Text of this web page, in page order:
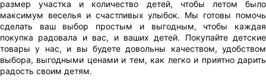
размер участка и количество детей, чтобы летом было
максимум веселья и счастливых улыбок. Мы готовы помочь
сделать ваш выбор простым и выгодным, чтобы каждая
покупка радовала и вас, и ваших детей. Покупайте детские
товары у нас, и вы будете довольны качеством, удобством
выбора, выгодными ценами и тем, как легко и приятно дарить
радость своим детям.